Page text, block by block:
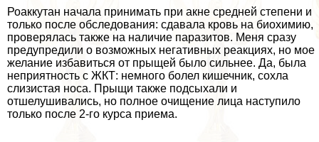
Роаккутан начала принимать при акне средней степени и
только после обследования: сдавала кровь на биохимию,
проверялась также на наличие паразитов. Меня сразу
предупредили о возможных негативных реакциях, но мое
желание избавиться от прыщей было сильнее. Да, была
неприятность с ЖКТ: немного болел кишечник, сохла
слизистая носа. Прыщи также подсыхали и
отшелушивались, но полное очищение лица наступило
только после 2-го курса приема.